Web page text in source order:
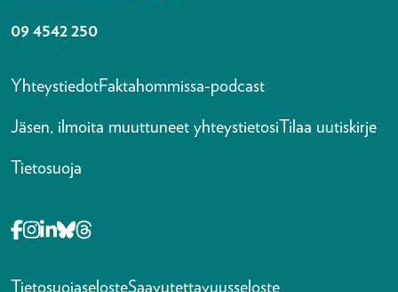
09 4542 250
YhteystiedotFaktahommissa-podcast
Jäsen, ilmoita muuttuneet yhteystietosi Tilaa uutiskirje
Tietosuoja
Opens in a new tab Facebook-f
Opens in a new tab Instagram
Opens in a new tab Linkedin-in
Opens in a new tab Bluesky
TietosuojaselosteSaavutettavuusseloste